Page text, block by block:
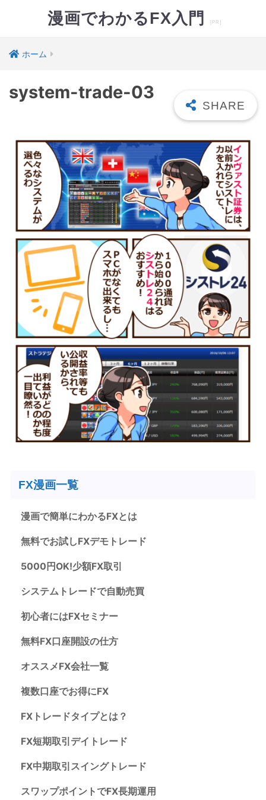
漫画でわかるFX入門
ホーム
system-trade-03
FX漫画一覧
漫画で簡単にわかるFXとは
無料でお試しFXデモトレード
5000円OK!少額FX取引
システムトレードで自動売買
初心者にはFXセミナー
無料FX口座開設の仕方
オススメFX会社一覧
複数口座でお得にFX
FXトレードタイプとは？
FX短期取引デイトレード
FX中期取引スイングトレード
スワップポイントでFX長期運用